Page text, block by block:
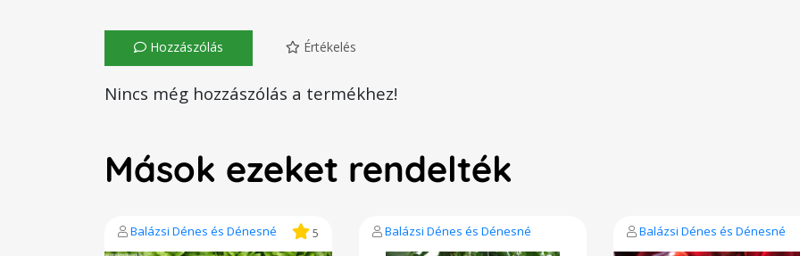
Hozzászólás Értékelés
Nincs még hozzászólás a termékhez!
Mások ezeket rendelték
Balázsi Dénes és Dénesné 5 Balázsi Dénes és Dénesné Balázsi Dénes és Dénesné